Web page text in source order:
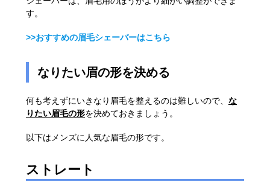
す。
>>おすすめの眉毛シェーバーはこちら
なりたい眉の形を決める
何も考えずにいきなり眉毛を整えるのは難しいので、 な
りたい眉毛の形を決めておきましょう。
以下はメンズに人気な眉毛の形です。
ストレート